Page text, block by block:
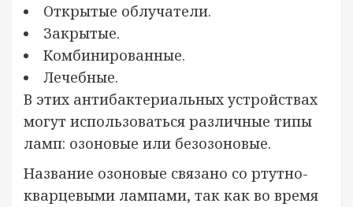
Открытые облучатели.
Закрытые.
Комбинированные.
Лечебные.
В этих антибактериальных устройствах
могут использоваться различные типы
ламп: озоновые или безозоновые.
Название озоновые связано со ртутно-
кварцевыми лампами, так как во время